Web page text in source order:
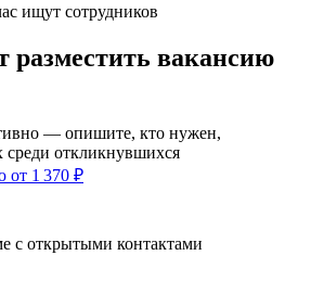
ищут сотрудников
разместить вакансию
— опишите, кто нужен,
откликнувшихся
от 1 370 ₽
с открытыми контактами